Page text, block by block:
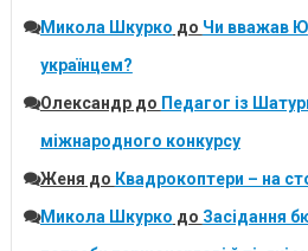
Микола Шкурко до Чи вважав
українцем?
Олександрдо Педагог із
міжнародного конкурсу
Женя до Квадрокоптери – на
Микола Шкурко до Засідання